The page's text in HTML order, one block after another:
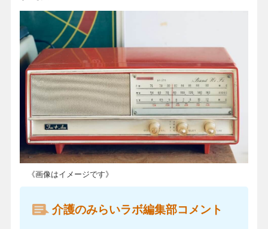
《画像はイメージです》
介護のみらいラボ編集部コメント